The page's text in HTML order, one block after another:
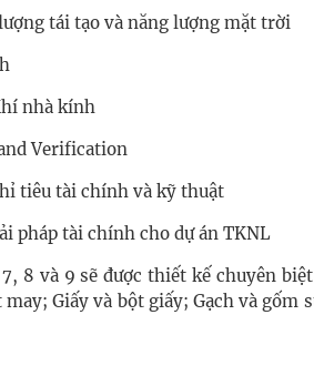
tái tạo và năng lượng mặt trời
nhà kính
Verification
tiêu tài chính và kỹ thuật
pháp tài chính cho dự án TKNL
8 và 9 sẽ được thiết kế chuyên
Giấy và bột giấy; Gạch và gốm